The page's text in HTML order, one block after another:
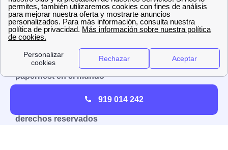
Vodafone Murcia
Vodafone Valencia
Jazztel Valencia
Jazztel Zaragoza
Sobre Zona-internet.com
¿Quiénes somos?
El grupo papernest
Aviso legal Nuestras ofertas de trabajo
papernest en el mundo
Reino Unido
derechos reservados
919 014 242